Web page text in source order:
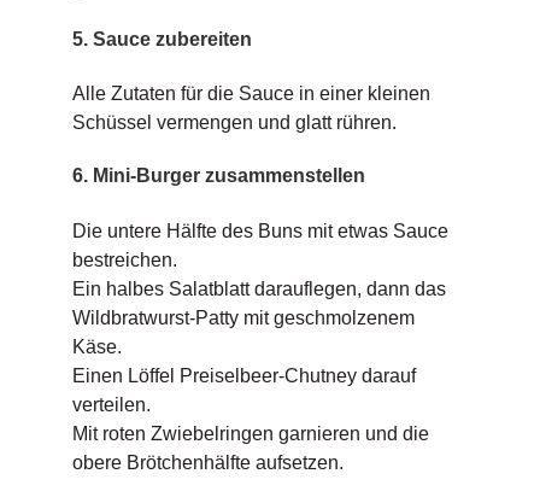
5. Sauce zubereiten
Alle Zutaten für die Sauce in einer kleinen
Schüssel vermengen und glatt rühren.
6. Mini-Burger zusammenstellen
Die untere Hälfte des Buns mit etwas Sauce
bestreichen.
Ein halbes Salatblatt darauflegen, dann das
Wildbratwurst-Patty mit geschmolzenem
Käse.
Einen Löffel Preiselbeer-Chutney darauf
verteilen.
Mit roten Zwiebelringen garnieren und die
obere Brötchenhälfte aufsetzen.